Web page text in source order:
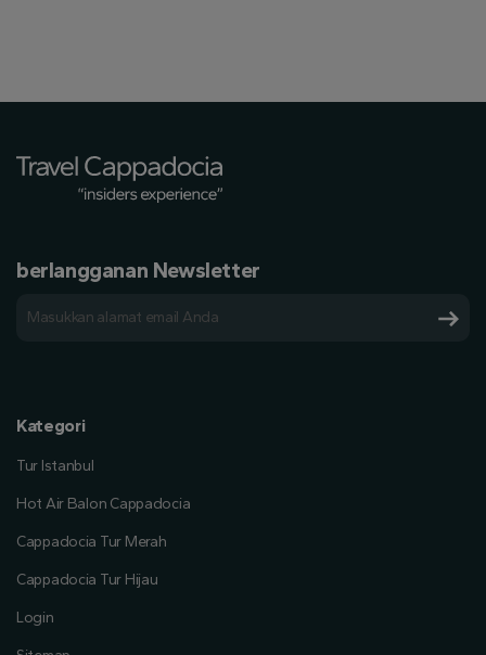
berlangganan Newsletter
Kategori
Tur Istanbul
Hot Air Balon Cappadocia
Cappadocia Tur Merah
Cappadocia Tur Hijau
Login